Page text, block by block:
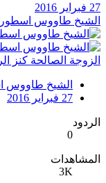
27 فبراير 2016
الشيخ طاووس
الزوجة الصالحة كنز
الشيخ طاووس
27 فبراير 2016
الردود
0
المشاهدات
3K